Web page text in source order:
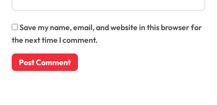
Save my name, email, and website in this browser for
the next time I comment.